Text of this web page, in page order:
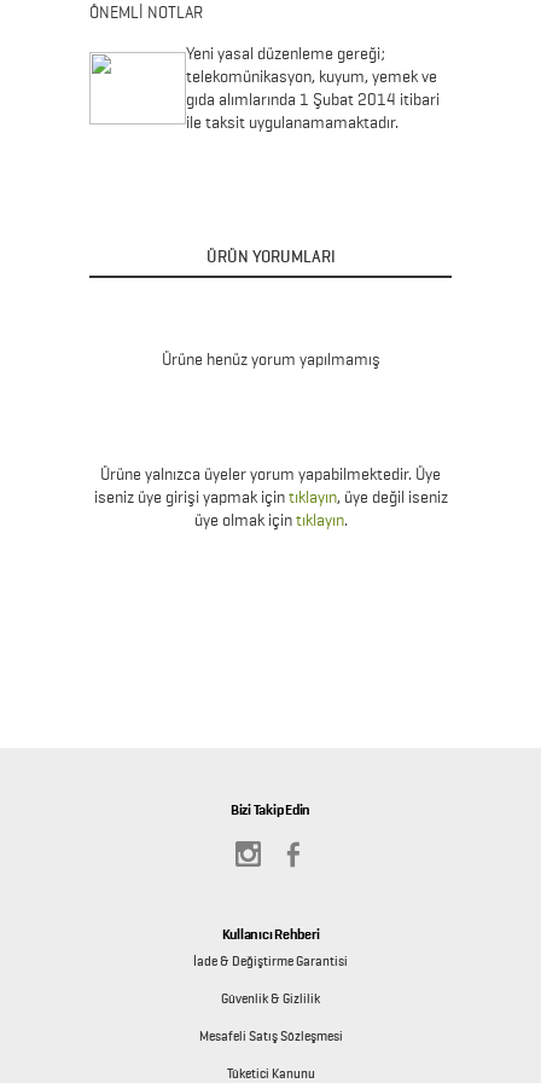
ÖNEMLİ NOTLAR
Yeni yasal düzenleme gereği;
telekomünikasyon, kuyum, yemek ve
gıda alımlarında 1 Şubat 2014 itibari
ile taksit uygulanamamaktadır.
ÜRÜN YORUMLARI
Ürüne henüz yorum yapılmamış
Ürüne yalnızca üyeler yorum yapabilmektedir. Üye
iseniz üye girişi yapmak içintıklayın, üye değil iseniz
üye olmak içintıklayın.
Bizi Takip Edin
Kullanıcı Rehberi
İade & Değiştirme Garantisi
Güvenlik & Gizlilik
Mesafeli Satış Sözleşmesi
Tüketici Kanunu